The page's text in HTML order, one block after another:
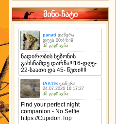
მინი-ჩატი